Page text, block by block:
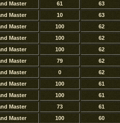
Master 61
63
Master 10
63
Master 100
62
Master 100
62
Master 100
62
Master 79
62
Master 0
62
Master 100
61
Master 100
61
Master 73
61
Master 100
60